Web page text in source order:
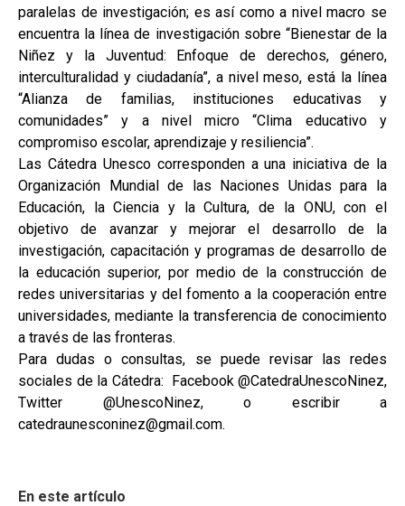
paralelas de investigación; es así como a nivel macro se
encuentra la línea de investigación sobre “Bienestar de la
Niñez y la Juventud: Enfoque de derechos, género,
interculturalidad y ciudadanía”, a nivel meso, está la línea
“Alianza de familias, instituciones educativas y
comunidades” y a nivel micro “Clima educativo y
compromiso escolar, aprendizaje y resiliencia”.
Las Cátedra Unesco corresponden a una iniciativa de la
Organización Mundial de las Naciones Unidas para la
Educación, la Ciencia y la Cultura, de la ONU, con el
objetivo de avanzar y mejorar el desarrollo de la
investigación, capacitación y programas de desarrollo de
la educación superior, por medio de la construcción de
redes universitarias y del fomento a la cooperación entre
universidades, mediante la transferencia de conocimiento
a través de las fronteras.
Para dudas o consultas, se puede revisar las redes
sociales de la Cátedra: Facebook @CatedraUnescoNinez,
Twitter @UnescoNinez, o escribir a
catedraunesconinez@gmail.com.
En este artículo